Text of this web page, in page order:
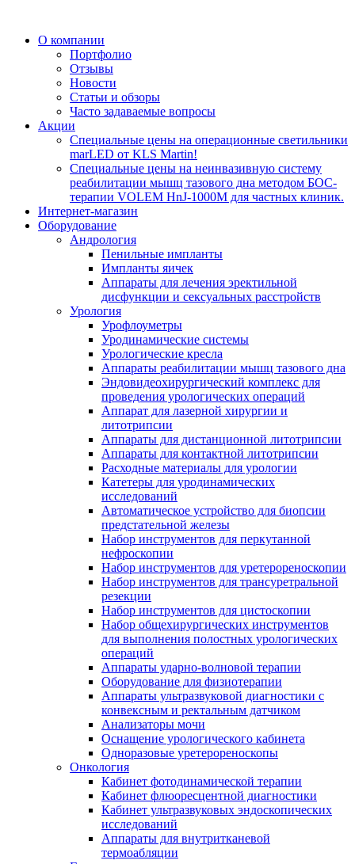
О компании
Портфолио
Отзывы
Новости
Статьи и обзоры
Часто задаваемые вопросы
Акции
Специальные цены на операционные светильники
marLED от KLS Martin!
Специальные цены на неинвазивную систему
реабилитации мышц тазового дна методом БОС-
терапии VOLEM HnJ-1000M для частных клиник.
Интернет-магазин
Оборудование
Андрология
Пенильные импланты
Импланты яичек
Аппараты для лечения эректильной
дисфункции и сексуальных расстройств
Урология
Урофлоуметры
Уродинамические системы
Урологические кресла
Аппараты реабилитации мышц тазового дна
Эндовидеохирургический комплекс для
проведения урологических операций
Аппарат для лазерной хирургии и
литотрипсии
Аппараты для дистанционной литотрипсии
Аппараты для контактной литотрипсии
Расходные материалы для урологии
Катетеры для уродинамических
исследований
Автоматическое устройство для биопсии
предстательной железы
Набор инструментов для перкутанной
нефроскопии
Набор инструментов для уретерореноскопии
Набор инструментов для трансуретральной
резекции
Набор инструментов для цистоскопии
Набор общехирургических инструментов
для выполнения полостных урологических
операций
Аппараты ударно-волновой терапии
Оборудование для физиотерапии
Аппараты ультразвуковой диагностики с
конвексным и ректальным датчиком
Анализаторы мочи
Оснащение урологического кабинета
Одноразовые уретерореноскопы
Онкология
Кабинет фотодинамической терапии
Кабинет флюоресцентной диагностики
Кабинет ультразвуковых эндоскопических
исследований
Аппараты для внутритканевой
термоабляции